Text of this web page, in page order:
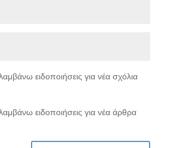
ειδοποιήσεις για νέα σχόλια
ειδοποιήσεις για νέα άρθρα